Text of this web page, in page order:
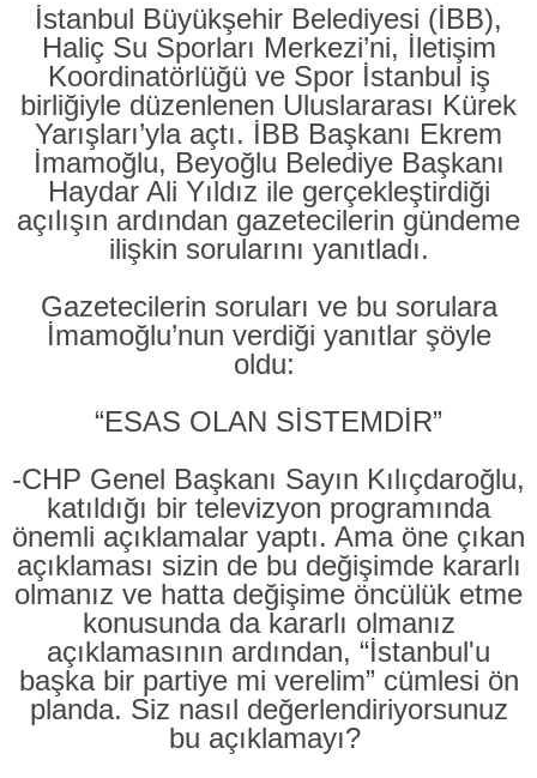
İstanbul Büyükşehir Belediyesi (İBB),
Haliç Su Sporları Merkezi’ni, İletişim
Koordinatörlüğü ve Spor İstanbul iş
birliğiyle düzenlenen Uluslararası Kürek
Yarışları’yla açtı. İBB Başkanı Ekrem
İmamoğlu, Beyoğlu Belediye Başkanı
Haydar Ali Yıldız ile gerçekleştirdiği
açılışın ardından gazetecilerin gündeme
ilişkin sorularını yanıtladı.
Gazetecilerin soruları ve bu sorulara
İmamoğlu’nun verdiği yanıtlar şöyle
oldu:
“ESAS OLAN SİSTEMDİR”
-CHP Genel Başkanı Sayın Kılıçdaroğlu,
katıldığı bir televizyon programında
önemli açıklamalar yaptı. Ama öne çıkan
açıklaması sizin de bu değişimde kararlı
olmanız ve hatta değişime öncülük etme
konusunda da kararlı olmanız
açıklamasının ardından, “İstanbul'u
başka bir partiye mi verelim” cümlesi ön
planda. Siz nasıl değerlendiriyorsunuz
bu açıklamayı?